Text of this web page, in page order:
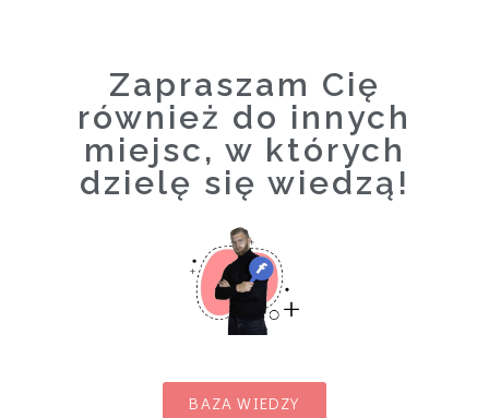
Zapraszam Cię
również do innych
miejsc, w których
dzielę się wiedzą!
BAZA WIEDZY